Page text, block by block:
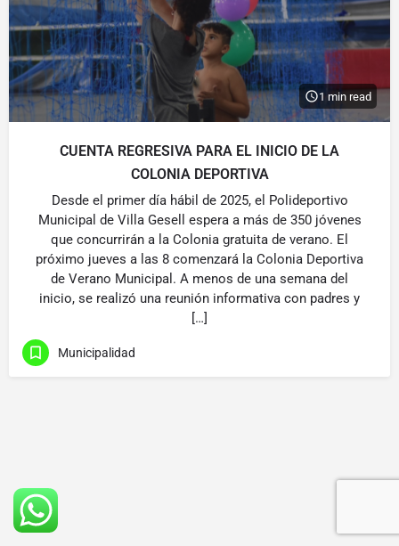
1 min read
CUENTA REGRESIVA PARA EL INICIO DE LA
COLONIA DEPORTIVA
Desde el primer día hábil de 2025, el Polideportivo
Municipal de Villa Gesell espera a más de 350 jóvenes
que concurrirán a la Colonia gratuita de verano. El
próximo jueves a las 8 comenzará la Colonia Deportiva
de Verano Municipal. A menos de una semana del
inicio, se realizó una reunión informativa con padres y
[…]
Municipalidad